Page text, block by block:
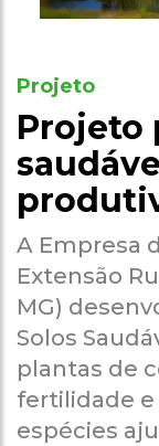
Projeto
Projeto
A Empresa
Extensão
MG)
Solos
plantas de
fertilidade e
espécies